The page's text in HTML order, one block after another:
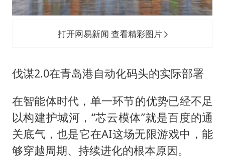
打开网易新闻 查看精彩图片
伐谋2.0在青岛港自动化码头的实际部署
在智能体时代，单一环节的优势已经不足
以构建护城河，“芯云模体”就是百度的通
关底气，也是它在AI这场无限游戏中，能
够穿越周期、持续进化的根本原因。